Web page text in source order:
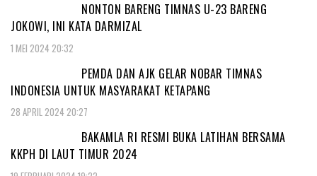
NONTON BARENG TIMNAS U-23 BARENG
JOKOWI, INI KATA DARMIZAL
1 MEI 2024 20:32
PEMDA DAN AJK GELAR NOBAR TIMNAS
INDONESIA UNTUK MASYARAKAT KETAPANG
28 APRIL 2024 20:27
BAKAMLA RI RESMI BUKA LATIHAN BERSAMA
KKPH DI LAUT TIMUR 2024